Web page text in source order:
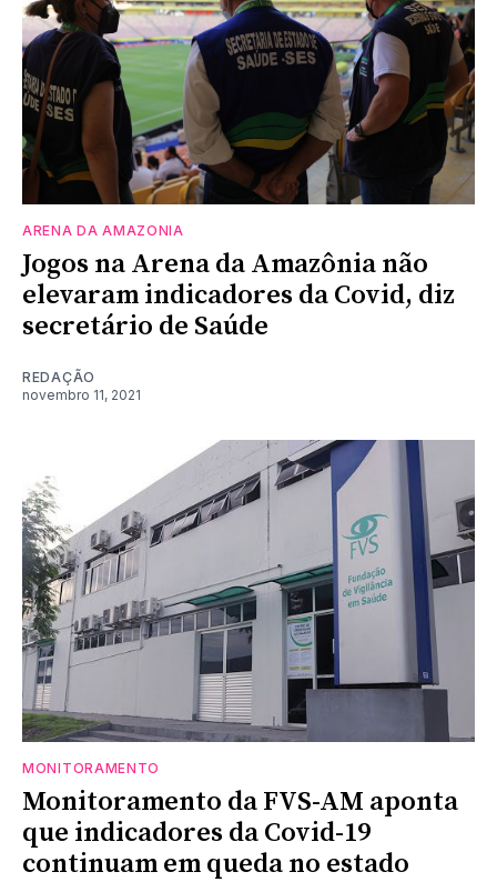
ARENA DA AMAZONIA
Jogos na Arena da Amazônia não
elevaram indicadores da Covid, diz
secretário de Saúde
REDAÇÃO
novembro 11, 2021
MONITORAMENTO
Monitoramento da FVS-AM aponta
que indicadores da Covid-19
continuam em queda no estado